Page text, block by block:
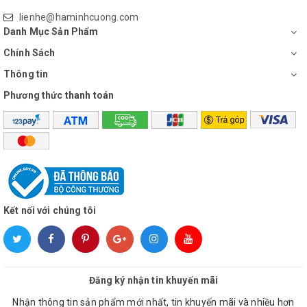
chín đều, thơm ngon và tiết
kiệm được nhiều thời gian,
món nướng bị cháy khét.
Miễn phí giao hàng. Liên hệ 0938 205 056 để được hỗ trợ
lienhe@haminhcuong.com
Danh Mục Sản Phẩm
Chính Sách
Thông tin
Phương thức thanh toán
Kết nối với chúng tôi
Đăng ký nhận tin khuyến mãi
Nhận thông tin sản phẩm mới nhất, tin khuyến mãi và nhiều hơn